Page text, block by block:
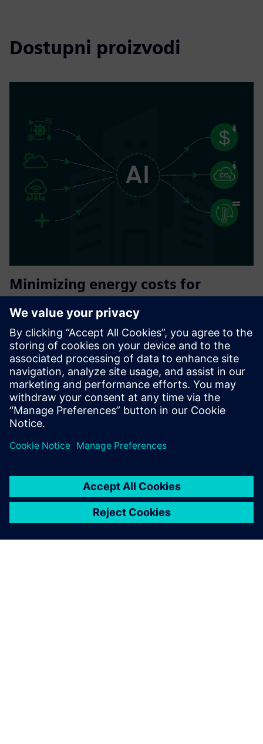
Dostupni proizvodi
Minimizing energy costs for
SIEMENS operating facilities
Oxoia connects to your existing Siemens building
automation and uses AI to continuously detect
inefficiencies, automate HVAC optimization, and deliver
measurable energy savings with no hardware replacement,
no downtime, and a typi...
Saznajte više